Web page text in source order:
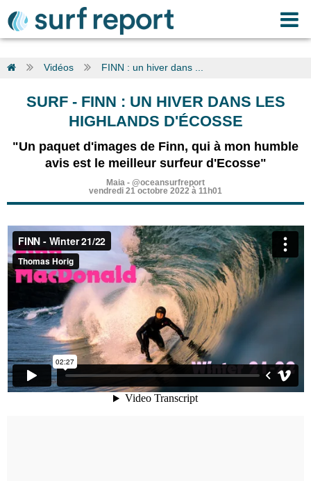
Vidéos FINN : un hiver dans ...
SURF- FINN : UN HIVER DANS LES
HIGHLANDS D'ÉCOSSE
"Un paquet d'images de Finn, qui à mon humble
avis est le meilleur surfeur d'Ecosse"
Maia - @oceansurfreport
vendredi 21 octobre 2022 à 11h01